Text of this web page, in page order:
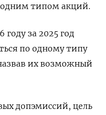
одним типом акций.
году за 2025 ‌год
по одному типу
их возможный
допэмиссий, цель